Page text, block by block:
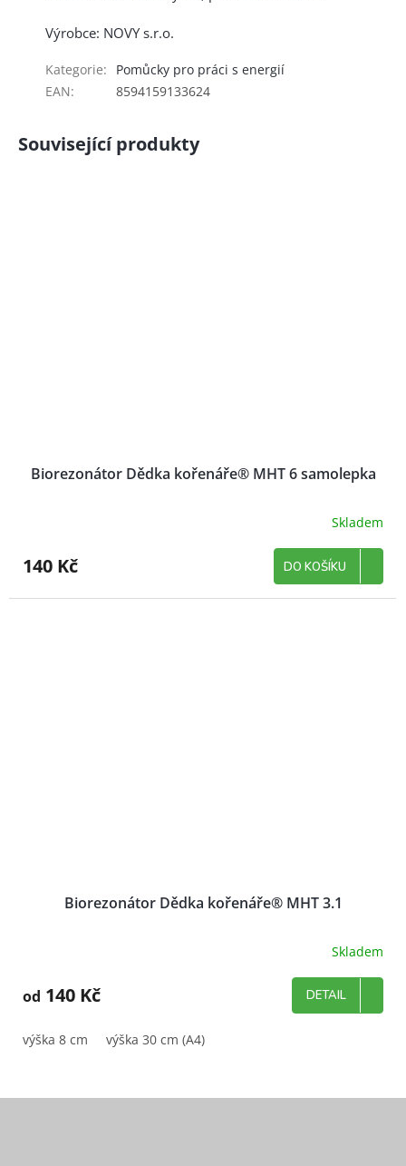
Výrobce: NOVY s.r.o.
Kategorie:
Pomůcky pro práci s energií
EAN: 8594159133624
Související produkty
Biorezonátor Dědka kořenáře® MHT 6 samolepka
Skladem
140 Kč DO KOŠÍKU
Biorezonátor Dědka kořenáře® MHT 3.1
Skladem
od 140 Kč DETAIL
výška 8 cm výška 30 cm (A4)